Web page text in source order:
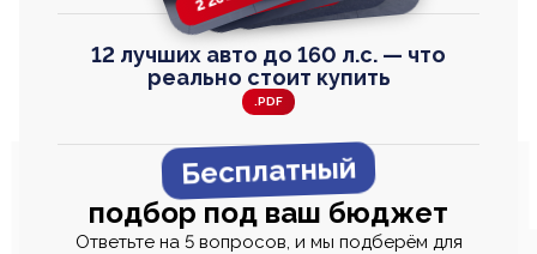
12 лучших авто до 160 л.с. — что
реально стоит купить
.PDF
Бесплатный
подбор под ваш бюджет
Ответьте на 5 вопросов, и мы подберём для